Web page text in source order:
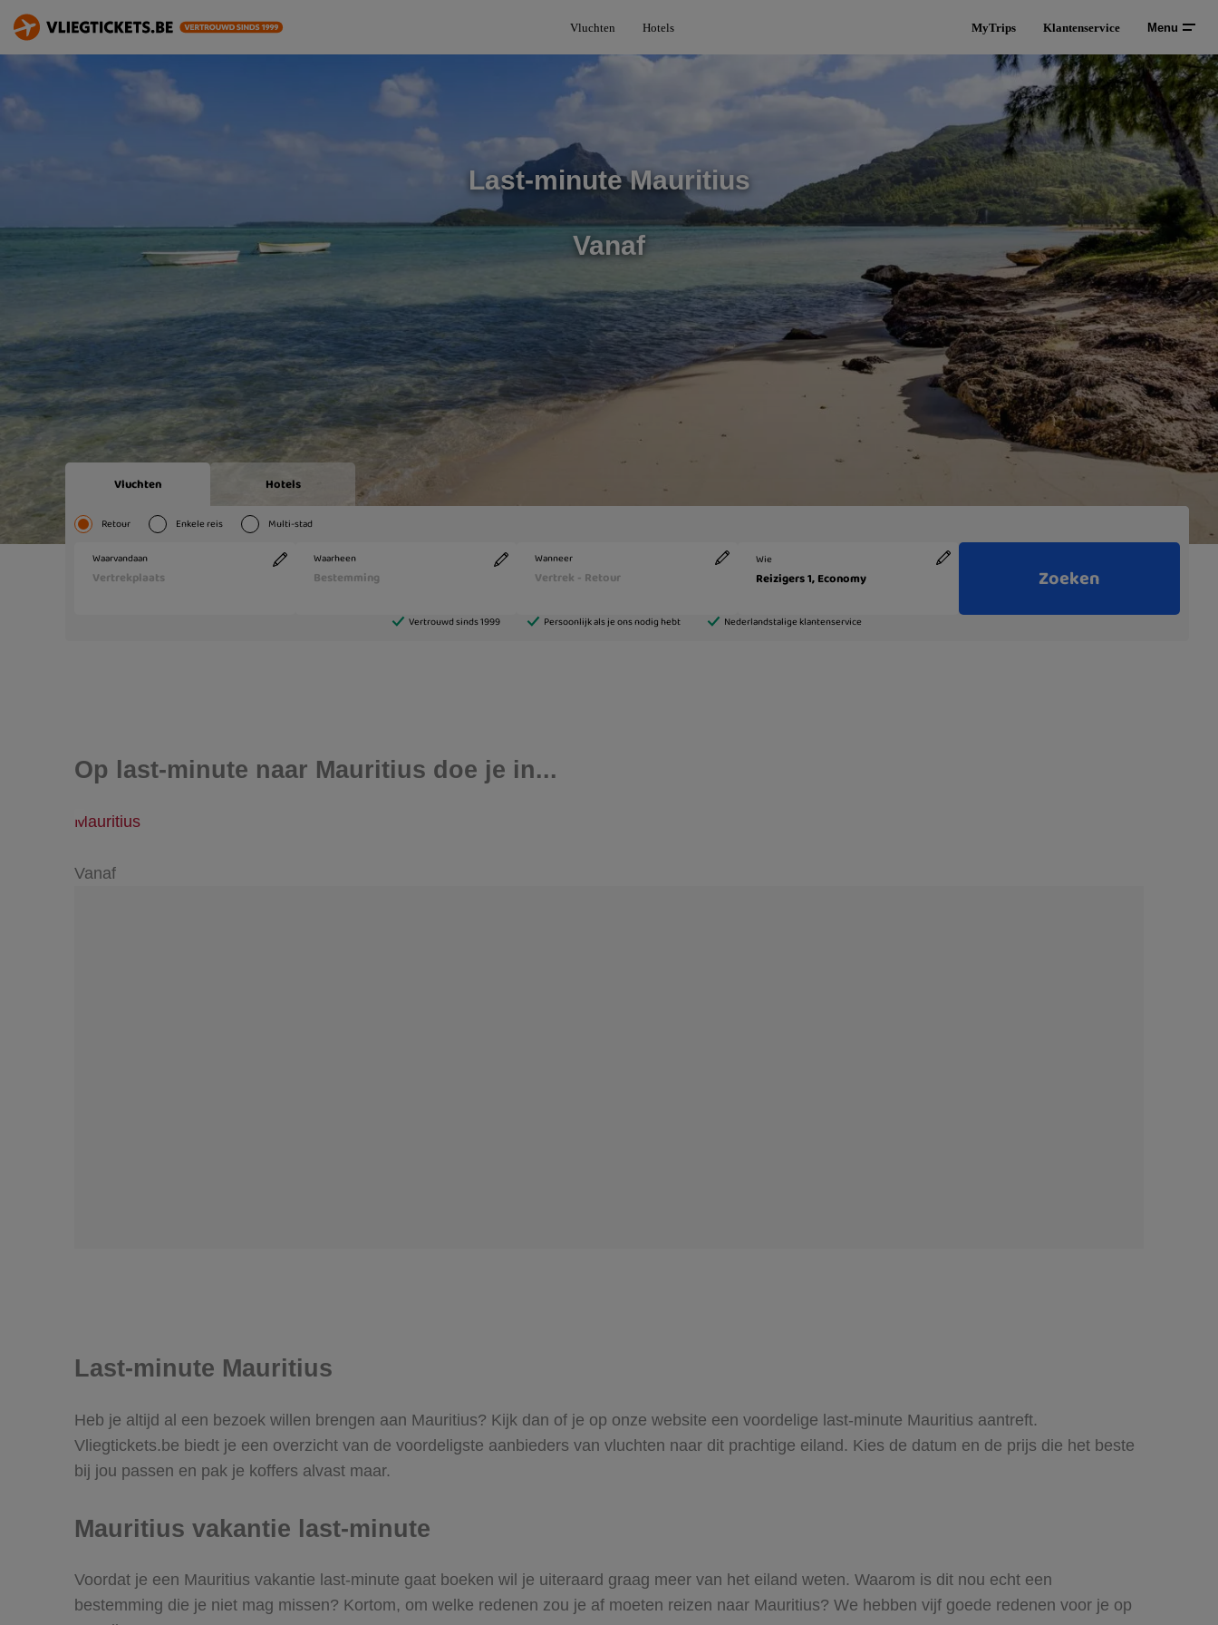
Vluchten Hotels MyTrips Klantenservice Menu
Last-minute Mauritius
Vanaf
Op last-minute naar Mauritius doe je in...
Mauritius
Vanaf
Last-minute Mauritius
Heb je altijd al een bezoek willen brengen aan Mauritius? Kijk dan of je op onze website een voordelige last-minute Mauritius aantreft.
Vliegtickets.be biedt je een overzicht van de voordeligste aanbieders van vluchten naar dit prachtige eiland. Kies de datum en de prijs die het beste
bij jou passen en pak je koffers alvast maar.
Mauritius vakantie last-minute
Voordat je een Mauritius vakantie last-minute gaat boeken wil je uiteraard graag meer van het eiland weten. Waarom is dit nou echt een
bestemming die je niet mag missen? Kortom, om welke redenen zou je af moeten reizen naar Mauritius? We hebben vijf goede redenen voor je op